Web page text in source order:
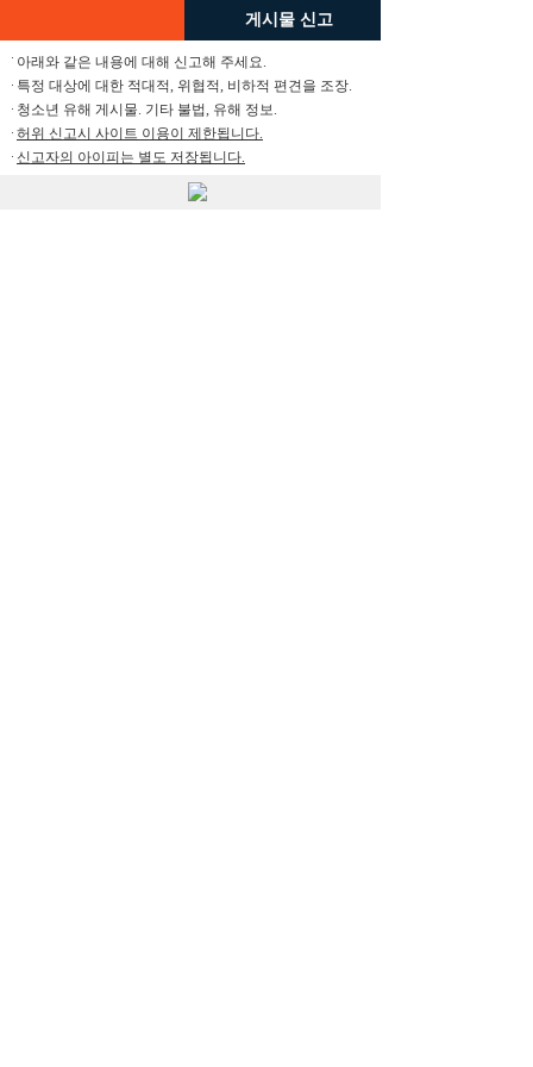
게시물 신고
아래와 같은 내용에 대해 신고해 주세요.
특정 대상에 대한 적대적, 위협적, 비하적 편견을 조장.
청소년 유해 게시물. 기타 불법, 유해 정보.
허위 신고시 사이트 이용이 제한됩니다.
신고자의 아이피는 별도 저장됩니다.